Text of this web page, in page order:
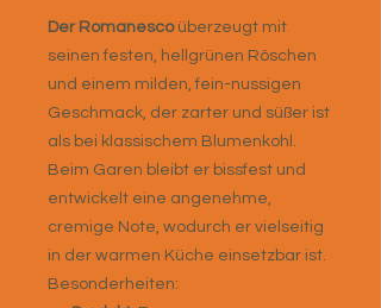
Der Romanescoüberzeugt mit
seinen festen, hellgrünen Röschen
und einem milden, fein-nussigen
Geschmack, der zarter und süßer ist
als bei klassischem Blumenkohl.
Beim Garen bleibt er bissfest und
entwickelt eine angenehme,
cremige Note, wodurch er vielseitig
in der warmen Küche einsetzbar ist.
Besonderheiten: